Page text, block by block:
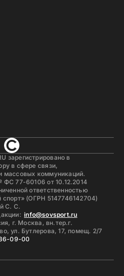
зарегистрировано в
в сфере связи,
массовых коммуникаций.
ФС 77-60106 от 10.12.2014
ответственностью
спорт» (ОГРН 5147746142704)
С. С.
info@sovsport.ru
г. Москва, вн.тер.г.
ул. Бутлерова, 17, помещ. 2/7
09-00